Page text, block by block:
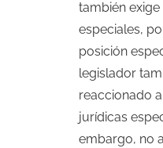
también
especiales,
posición
legislador
reaccionado
jurídicas
embargo, no